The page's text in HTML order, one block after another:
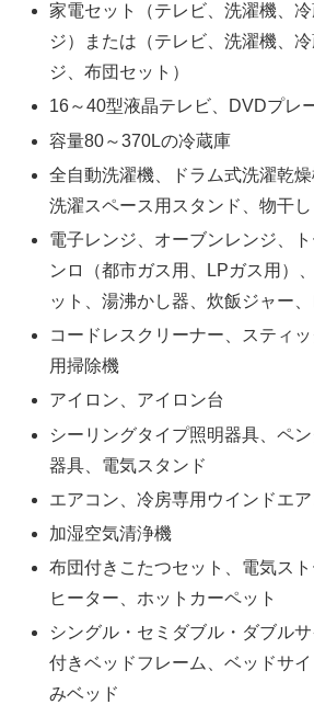
家電セット（テレビ、洗濯機、
ジ）または（テレビ、洗濯機、
ジ、布団セット）
16～40型液晶テレビ、DVDプレ
容量80～370Lの冷蔵庫
全自動洗濯機、ドラム式洗濯乾燥
洗濯スペース用スタンド、物干し
電子レンジ、オーブンレンジ、
ンロ（都市ガス用、LPガス用）
ット、湯沸かし器、炊飯ジャー
コードレスクリーナー、スティ
用掃除機
アイロン、アイロン台
シーリングタイプ照明器具、ペ
器具、電気スタンド
エアコン、冷房専用ウインドエ
加湿空気清浄機
布団付きこたつセット、電気ス
ヒーター、ホットカーペット
シングル・セミダブル・ダブル
付きベッドフレーム、ベッドサ
みベッド